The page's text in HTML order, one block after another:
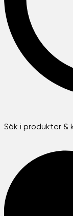
Sök i produkter &